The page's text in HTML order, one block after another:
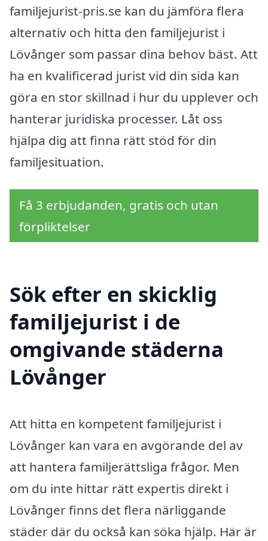
familjejurist-pris.se kan du jämföra flera
alternativ och hitta den familjejurist i
Lövånger som passar dina behov bäst. Att
ha en kvalificerad jurist vid din sida kan
göra en stor skillnad i hur du upplever och
hanterar juridiska processer. Låt oss
hjälpa dig att finna rätt stöd för din
familjesituation.
Få 3 erbjudanden, gratis och utan
förpliktelser
Sök efter en skicklig
familjejurist i de
omgivande städerna
Lövånger
Att hitta en kompetent familjejurist i
Lövånger kan vara en avgörande del av
att hantera familjerättsliga frågor. Men
om du inte hittar rätt expertis direkt i
Lövånger finns det flera närliggande
städer där du också kan söka hjälp. Här är